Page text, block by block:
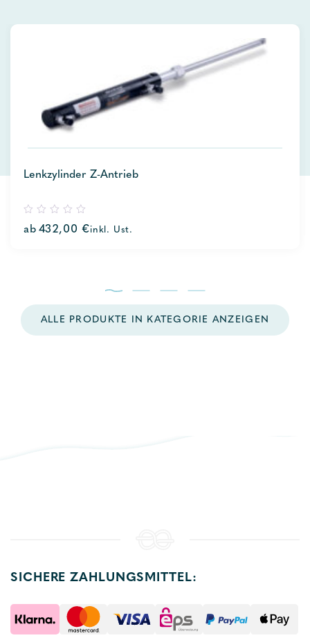
Lenkzylinder Z-Antrieb
out
ab 432,00€inkl. Ust.
ALLE PRODUKTE IN KATEGORIE ANZEIGEN
SICHERE ZAHLUNGSMITTEL: